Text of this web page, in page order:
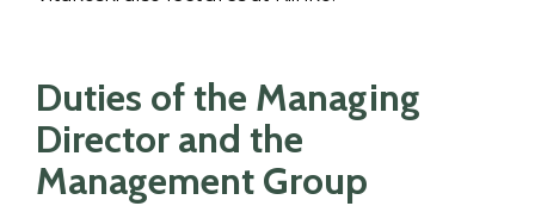
Duties of the Managing
Director and the
Management Group